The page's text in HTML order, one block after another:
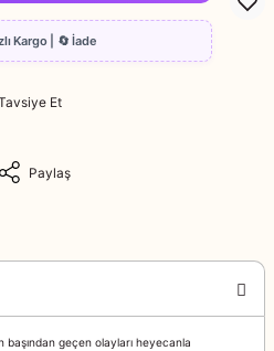
Et
Paylaş
başından geçen olayları heyecanla